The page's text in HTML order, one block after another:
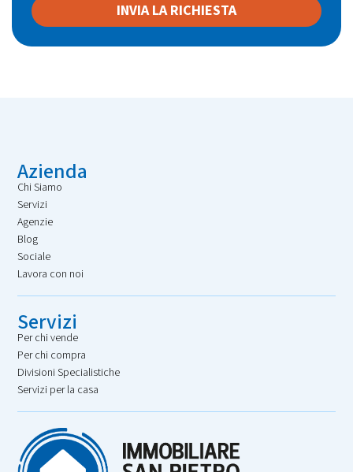
INVIA LA RICHIESTA
Azienda
Chi Siamo
Servizi
Agenzie
Blog
Sociale
Lavora con noi
Servizi
Per chi vende
Per chi compra
Divisioni Specialistiche
Servizi per la casa